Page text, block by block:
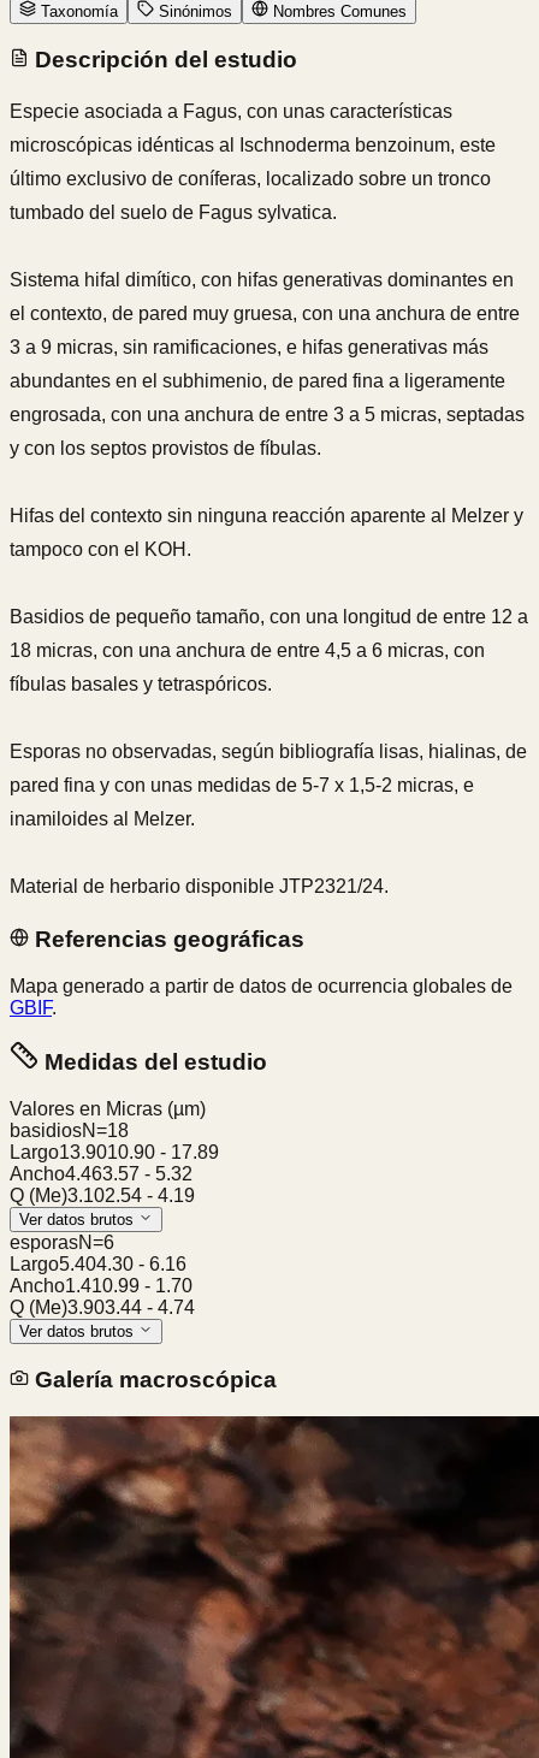
Taxonomía Sinónimos Nombres Comunes
Descripción del estudio
Especie asociada a Fagus, con unas características
microscópicas idénticas al Ischnoderma benzoinum, este
último exclusivo de coníferas, localizado sobre un tronco
tumbado del suelo de Fagus sylvatica.
Sistema hifal dimítico, con hifas generativas dominantes en
el contexto, de pared muy gruesa, con una anchura de entre
3 a 9 micras, sin ramificaciones, e hifas generativas más
abundantes en el subhimenio, de pared fina a ligeramente
engrosada, con una anchura de entre 3 a 5 micras, septadas
y con los septos provistos de fíbulas.
Hifas del contexto sin ninguna reacción aparente al Melzer y
tampoco con el KOH.
Basidios de pequeño tamaño, con una longitud de entre 12 a
18 micras, con una anchura de entre 4,5 a 6 micras, con
fíbulas basales y tetraspóricos.
Esporas no observadas, según bibliografía lisas, hialinas, de
pared fina y con unas medidas de 5-7 x 1,5-2 micras, e
inamiloides al Melzer.
Material de herbario disponible JTP2321/24.
Referencias geográficas
Mapa generado a partir de datos de ocurrencia globales de
GBIF.
Medidas del estudio
Valores en Micras (µm)
basidiosN=18
Largo13.9010.90 - 17.89
Ancho4.463.57 - 5.32
Q (Me)3.102.54 - 4.19
Ver datos brutos
esporasN=6
Largo5.404.30 - 6.16
Ancho1.410.99 - 1.70
Q (Me)3.903.44 - 4.74
Ver datos brutos
Galería macroscópica